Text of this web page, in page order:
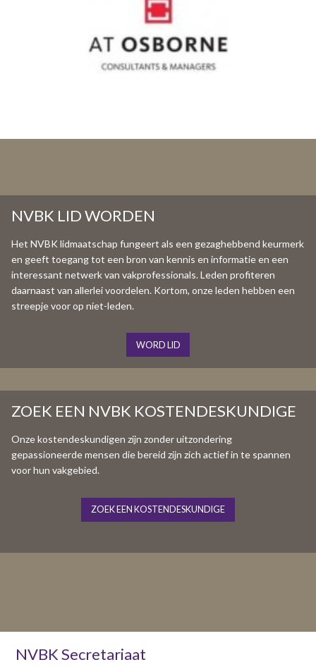
NVBK LID WORDEN
Het NVBK lidmaatschap fungeert als een gezaghebbend keurmerk
en geeft toegang tot een bron van kennis en informatie en een
interessant netwerk van vakprofessionals. Leden profiteren
daarnaast van allerlei voordelen. Kortom, onze leden hebben een
streepje voor op niet-leden.
WORD LID
ZOEK EEN NVBK KOSTENDESKUNDIGE
Onze kostendeskundigen zijn zonder uitzondering
gepassioneerde mensen die bereid zijn zich actief in te spannen
voor hun vakgebied.
ZOEK EEN KOSTENDESKUNDIGE
NVBK Secretariaat